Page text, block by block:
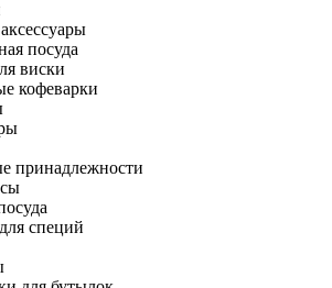
посуда
виски
кофеварки
принадлежности
специй